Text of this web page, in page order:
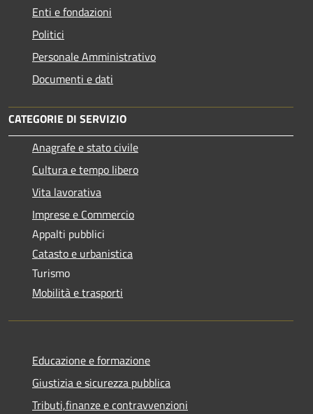
Enti e fondazioni
Politici
Personale Amministrativo
Documenti e dati
CATEGORIE DI SERVIZIO
Anagrafe e stato civile
Cultura e tempo libero
Vita lavorativa
Imprese e Commercio
Appalti pubblici
Catasto e urbanistica
Turismo
Mobilità e trasporti
Educazione e formazione
Giustizia e sicurezza pubblica
Tributi,finanze e contravvenzioni